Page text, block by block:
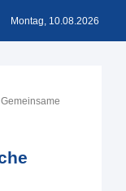
Montag, 10.08.2026
Gemeinsame